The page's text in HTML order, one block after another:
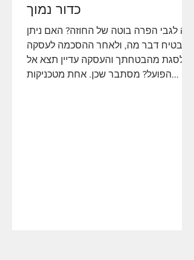
כדור נמוך
מה לגבי הפרה בוטה של החוזה? האם ניתן
להבטיח דבר מה, ולאחר ההסכמה לעסקה
לסגת מהבטחתך והעסקה עדיין תצא אל
הפועל? מסתבר שכן. אחת מטכניקות...